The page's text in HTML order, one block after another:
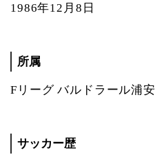
1986年12月8日
所属
Fリーグ バルドラール浦安
サッカー歴